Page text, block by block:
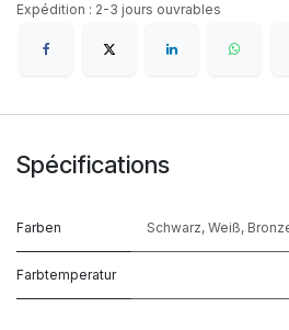
Expédition : 2-3 jours ouvrables
Spécifications
Farben Schwarz, Weiß,
Farbtemperatur